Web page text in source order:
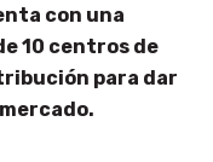
con una
10 centros de
para dar